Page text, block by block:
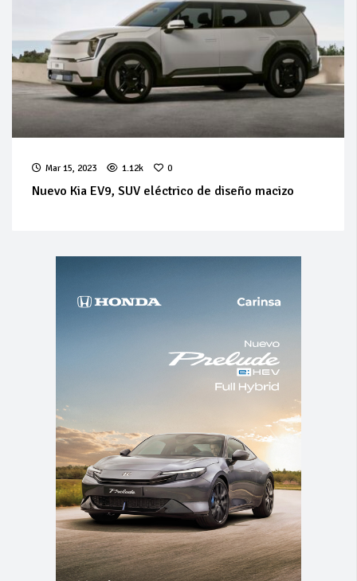
Mar 15, 2023 1.12k 0
Nuevo Kia EV9, SUV eléctrico de diseño macizo